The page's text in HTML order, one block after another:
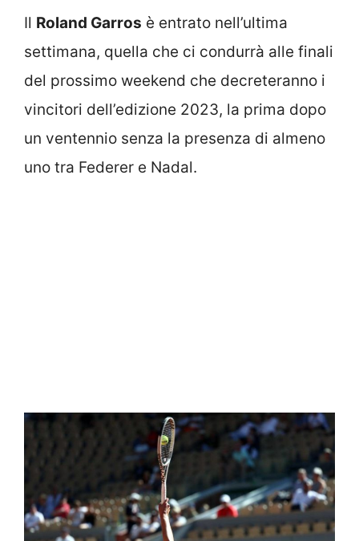
Il Roland Garros è entrato nell’ultima
settimana, quella che ci condurrà alle finali
del prossimo weekend che decreteranno i
vincitori dell’edizione 2023, la prima dopo
un ventennio senza la presenza di almeno
uno tra Federer e Nadal.